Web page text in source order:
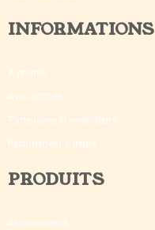
INFORMATIONS
A propos
Avis certifiés
Partenaires et revendeurs
Recrutement auteurs
PRODUITS
Abonnements